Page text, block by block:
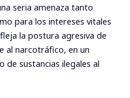
seria amenaza tanto
para los intereses vitales
la postura agresiva de
al narcotráfico, en un
sustancias ilegales al